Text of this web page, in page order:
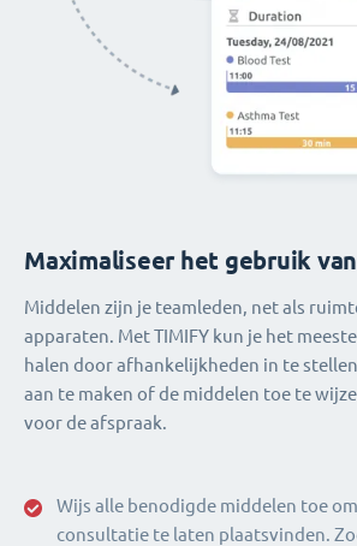
Wijs alle benodigde middelen toe
consultatie te laten plaatsvinden.
Maximaliseer het gebruik
Middelen zijn je teamleden, net als
apparaten. Met TIMIFY kun je het
halen door afhankelijkheden in te
aan te maken of de middelen toe te
voor de afspraak.